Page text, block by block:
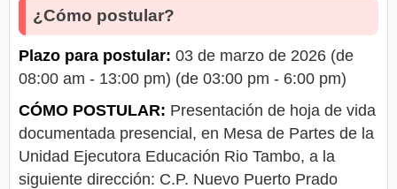
¿Cómo postular?
Plazo para postular: 03 de marzo de 2026 (de
08:00 am - 13:00 pm) (de 03:00 pm - 6:00 pm)
CÓMO POSTULAR: Presentación de hoja de vida
documentada presencial, en Mesa de Partes de la
Unidad Ejecutora Educación Rio Tambo, a la
siguiente dirección: C.P. Nuevo Puerto Prado